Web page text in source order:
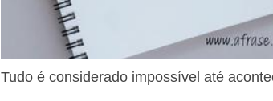
Tudo é considerado impossível até